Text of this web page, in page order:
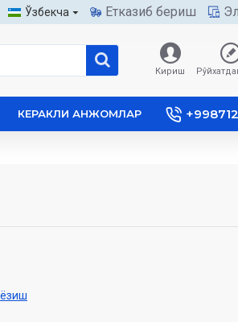
Ўзбекча Етказиб бериш
Кириш
КЕРАКЛИ АНЖОМЛАР